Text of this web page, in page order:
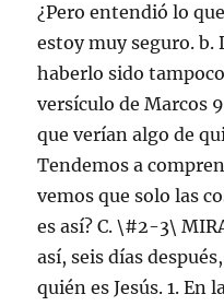
¿Pero entendió lo
estoy muy seguro. b.
haberlo sido
versículo de Marcos
que verían algo de
Tendemos a
vemos que solo las
es así? C. \#2-3\
así, seis días
quién es Jesús. 1. En